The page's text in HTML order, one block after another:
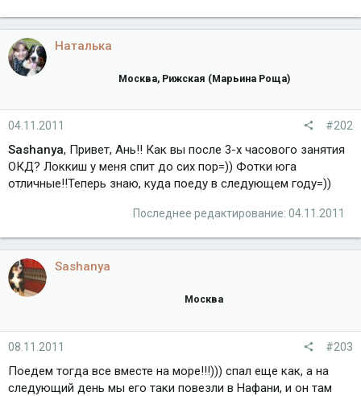
Наталька
Москва, Рижская (Марьина Роща)
04.11.2011 #202
Sashanya, Привет, Ань!! Как вы после 3-х часового занятия
ОКД? Локкиш у меня спит до сих пор=)) Фотки юга
отличные!!Теперь знаю, куда поеду в следующем году=))
Последнее редактирование: 04.11.2011
Sashanya
Москва
08.11.2011 #203
Поедем тогда все вместе на море!!!))) спал еще как, а на
следующий день мы его таки повезли в Нафани, и он там